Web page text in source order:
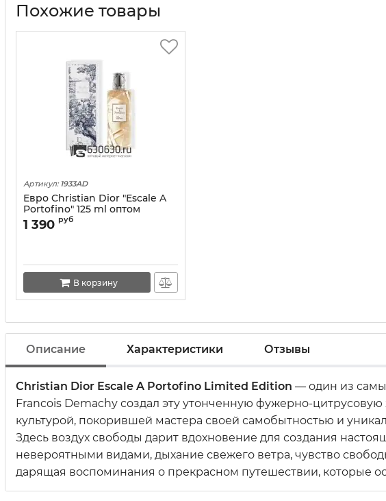
Похожие товары
Артикул: 1933AD
Евро Christian Dior "Escale A
Portofino" 125 ml оптом
1 390 руб
В корзину
Описание Характеристики Отзывы
Christian Dior Escale A Portofino Limited Edition — один из
Francois Demachy создал эту утонченную фужерно-
культурой, покорившей мастера своей самобытностью и
Здесь воздух свободы дарит вдохновение для создания
невероятными видами, дыхание свежего ветра, чувство
дарящая воспоминания о прекрасном путешествии, которые